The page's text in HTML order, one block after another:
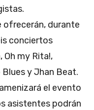
ofrecerán, durante
conciertos
Oh my Rita!,
Blues y Jhan Beat.
el evento
asistentes podrán